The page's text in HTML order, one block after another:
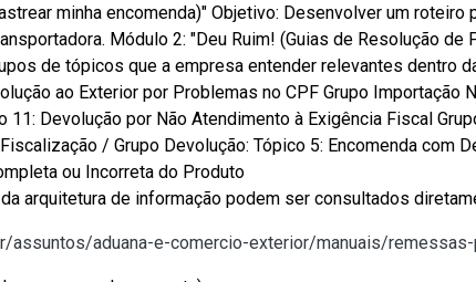
minha encomenda)" Objetivo: Desenvolver um
Módulo 2: "Deu Ruim! (Guias de Resolução
de tópicos que a empresa entender relevantes dentro
ao Exterior por Problemas no CPF Grupo Importação
Devolução por Não Atendimento à Exigência Fiscal
/ Grupo Devolução: Tópico 5: Encomenda com
ou Incorreta do Produto
arquitetura de informação podem ser consultados
aduana-e-comercio-exterior/manuais/